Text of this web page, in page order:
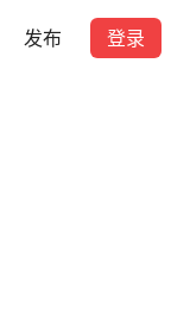
发布 登录